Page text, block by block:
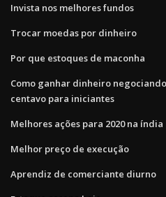
Invista nos melhores fundos
Trocar moedas por dinheiro
Por que estoques de maconha
Como ganhar dinheiro
centavo para iniciantes
Melhores ações para 2020 na índia
Melhor preço de execução
Aprendiz de comerciante diurno